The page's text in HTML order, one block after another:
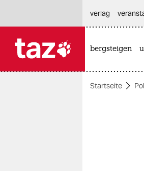
themen
verlag
bergsteigen
Startseite